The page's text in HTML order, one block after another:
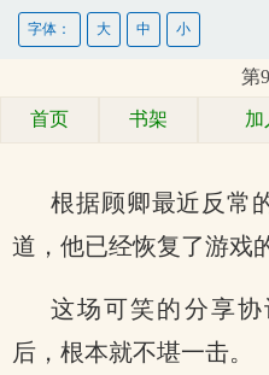
字体： 大 中 小
第
首页 书架 加
根据顾卿最近反常
道，他已经恢复了游戏
这场可笑的分享
后，根本就不堪一击。